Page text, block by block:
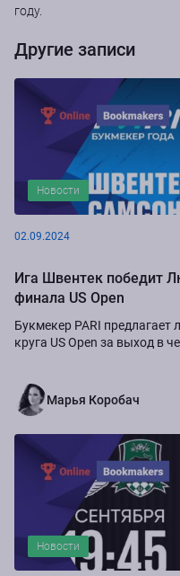
году.
Другие записи
Новости
02.09.2024
Ига Швентек победит
финала US Open
Букмекер PARI предлагает
круга US Open за выход в
Марья Коробач
Новости